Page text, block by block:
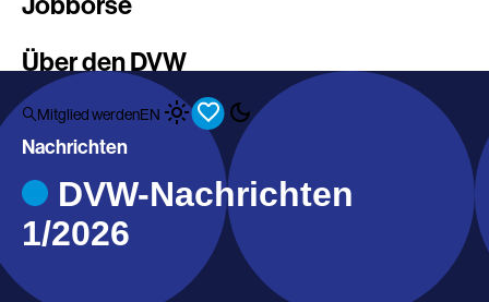
Über den DVW
Mitglied werdenEN
DVW-Nachrichten
1/2026
Nachrichten